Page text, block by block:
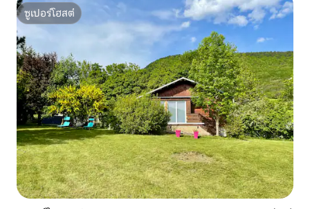
ซูเปอร์โฮสต์
ซูเปอร์โฮสต์